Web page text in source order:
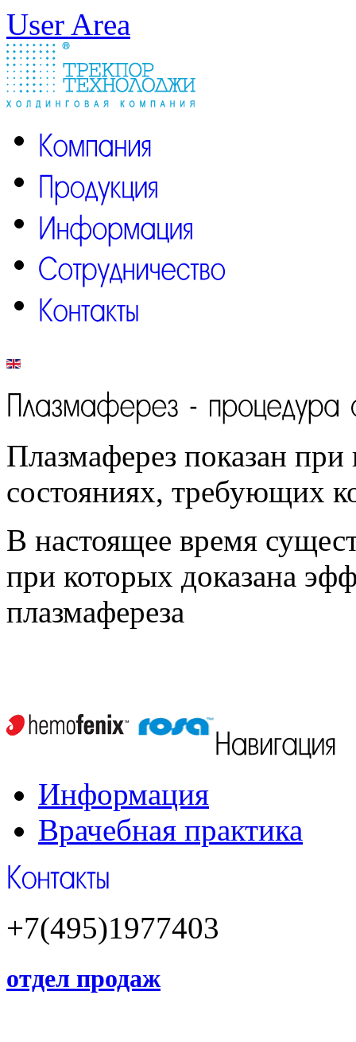
User Area
Плазмаферез показан при
состояниях, требующих
В настоящее время
при которых доказана
плазмафереза
Информация
Врачебная практика
+7(495)1977403
отдел продаж